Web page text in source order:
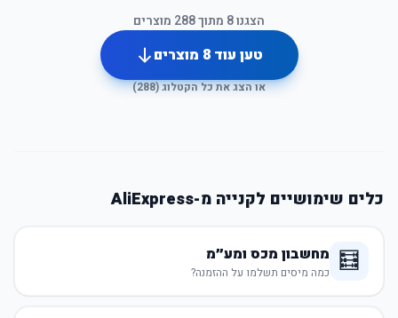
הצגנו8 מתוך288 מוצרים
טען עוד8 מוצרים
או הצג את כל הקטלוג (288
)
כלים שימושיים לקנייה מ-AliExpress
🧮 מחשבון מכס ומע״מ
כמה מיסים תשלמו על ההזמנה?